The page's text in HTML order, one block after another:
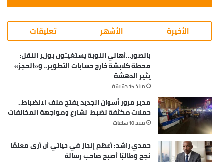
الأخيرة الأشهر تعليقات
بالصور…أهالي النوبة يستغيثون بوزير النقل:
محطة كلابشة خارج حسابات التطوير.. و«الحجز»
يثير الدهشة
منذ 15 دقيقة
مدير مرور أسوان الجديد يفتح ملف الانضباط..
حملات مكثفة لضبط الشارع ومواجهة المخالفات
منذ 10 ساعات
حمدي راشد: أعظم إنجاز في حياتي أن أرى معلمًا
نجح وطالبًا أصبح صاحب رسالة